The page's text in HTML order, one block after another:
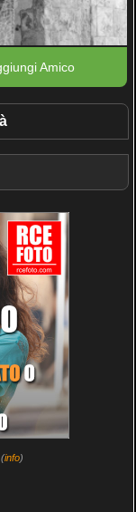
Amico
info)